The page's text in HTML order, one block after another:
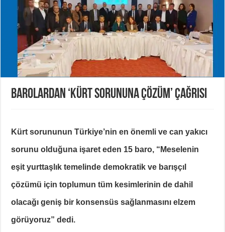
Barolardan ‘Kürt sorununa çözüm’ çağrısı
Kürt sorununun Türkiye’nin en önemli ve can yakıcı
sorunu olduğuna işaret eden 15 baro, “Meselenin
eşit yurttaşlık temelinde demokratik ve barışçıl
çözümü için toplumun tüm kesimlerinin de dahil
olacağı geniş bir konsensüs sağlanmasını elzem
görüyoruz” dedi.